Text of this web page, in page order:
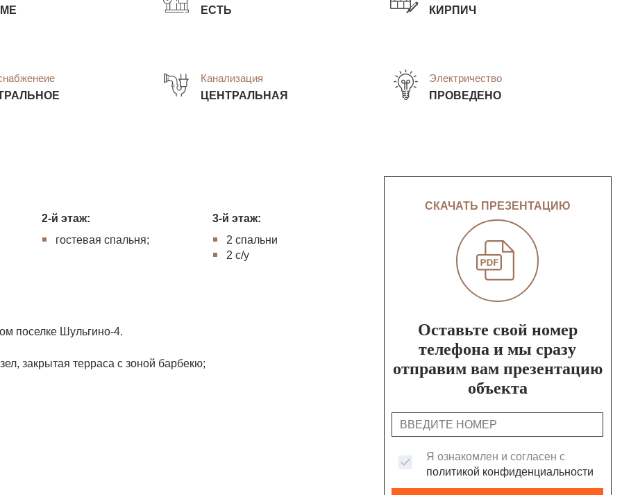
ЕСТЬ КИРПИЧ
Канализация
ЦЕНТРАЛЬНАЯ
Электричество
ПРОВЕДЕНО
2-й этаж:
гостевая спальня;
3-й этаж:
2 спальни
2 с/у
поселке Шульгино-4.
закрытая терраса с зоной барбекю;
СКАЧАТЬ ПРЕЗЕНТАЦИЮ
Оставьте свой номер
телефона и мы сразу
отправим вам презентацию
объекта
Я ознакомлен и согласен с
политикой конфиденциальности